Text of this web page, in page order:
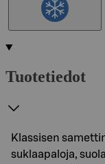
Tuotetiedot
Klassisen
suklaapaloja,